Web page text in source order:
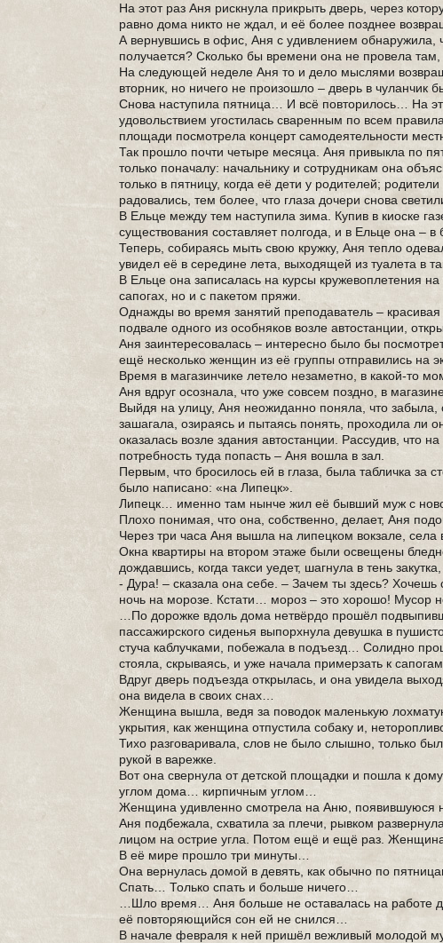
На этот раз Аня рискнула прикрыть дверь, через
равно дома никто не ждал, и её более позднее
А вернувшись в офис, Аня с удивлением
получается? Сколько бы времени она не провела там,
На следующей неделе Аня то и дело мыслями
вторник, но ничего не произошло – дверь в чуланчик
Снова наступила пятница… И всё повторилось… На
удовольствием угостилась сваренным по всем
площади посмотрела концерт самодеятельности
Так прошло почти четыре месяца. Аня привыкла по
только поначалу: начальнику и сотрудникам она
только в пятницу, когда её дети у родителей;
радовались, тем более, что глаза дочери снова
В Ельце между тем наступила зима. Купив в киоске
существования составляет полгода, и в Ельце она –
Теперь, собираясь мыть свою кружку, Аня тепло
увидел её в середине лета, выходящей из туалета в
В Ельце она записалась на курсы кружевоплетения
сапогах, но и с пакетом пряжи.
Однажды во время занятий преподаватель –
подвале одного из особняков возле автостанции,
Аня заинтересовалась – интересно было бы
ещё несколько женщин из её группы отправились на
Время в магазинчике летело незаметно, в какой-то
Аня вдруг осознала, что уже совсем поздно, в
Выйдя на улицу, Аня неожиданно поняла, что
зашагала, озираясь и пытаясь понять, проходила ли
оказалась возле здания автостанции. Рассудив, что
потребность туда попасть – Аня вошла в зал.
Первым, что бросилось ей в глаза, была табличка за
было написано: «на Липецк».
Липецк… именно там нынче жил её бывший муж с
Плохо понимая, что она, собственно, делает, Аня
Через три часа Аня вышла на липецком вокзале, села
Окна квартиры на втором этаже были освещены
дождавшись, когда такси уедет, шагнула в тень
- Дура! – сказала она себе. – Зачем ты здесь?
ночь на морозе. Кстати… мороз – это хорошо! Мусор
…По дорожке вдоль дома нетвёрдо прошёл
пассажирского сиденья выпорхнула девушка в
стуча каблучками, побежала в подъезд… Солидно
стояла, скрываясь, и уже начала примерзать к
Вдруг дверь подъезда открылась, и она увидела
она видела в своих снах…
Женщина вышла, ведя за поводок маленькую
укрытия, как женщина отпустила собаку и,
Тихо разговаривала, слов не было слышно, только
рукой в варежке.
Вот она свернула от детской площадки и пошла к
углом дома… кирпичным углом…
Женщина удивленно смотрела на Аню, появившуюся
Аня подбежала, схватила за плечи, рывком
лицом на острие угла. Потом ещё и ещё раз.
В её мире прошло три минуты…
Она вернулась домой в девять, как обычно по
Спать… Только спать и больше ничего…
…Шло время… Аня больше не оставалась на работе
её повторяющийся сон ей не снился…
В начале февраля к ней пришёл вежливый молодой